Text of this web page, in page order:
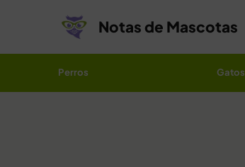
Notas de Mascotas
Perros Gatos